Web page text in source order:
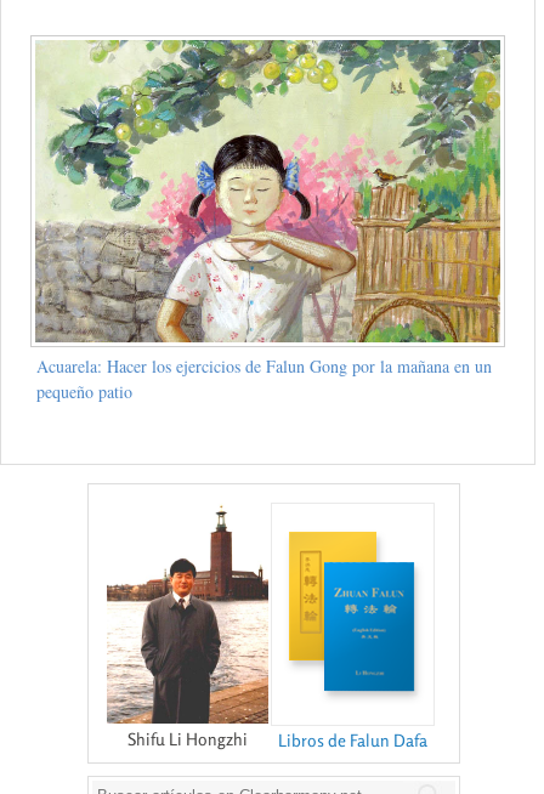
Acuarela: Hacer los ejercicios de Falun Gong por la mañana en un
pequeño patio
Shifu Li Hongzhi Libros de Falun Dafa